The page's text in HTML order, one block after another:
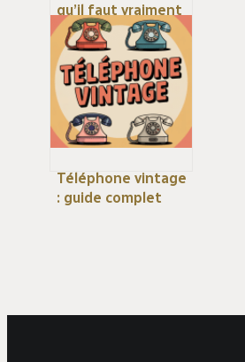
qu’il faut vraiment
savoir avant de
commander
Téléphone vintage
: guide complet